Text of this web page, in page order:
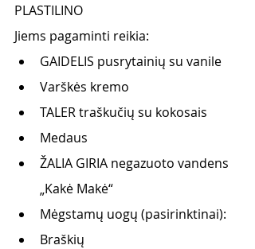
PLASTILINO
Jiems pagaminti reikia:
GAIDELIS pusrytainių su vanile
Varškės kremo
TALER traškučių su kokosais
Medaus
ŽALIA GIRIA negazuoto vandens
„Kakė Makė“
Mėgstamų uogų (pasirinktinai):
Braškių